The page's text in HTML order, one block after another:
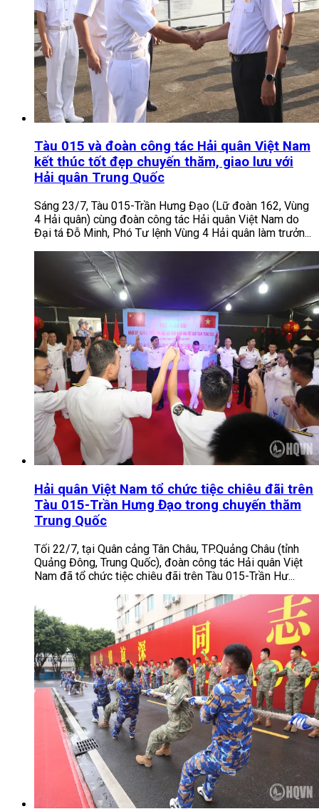
Tàu 015 và đoàn công tác Hải quân Việt Nam
kết thúc tốt đẹp chuyến thăm, giao lưu với
Hải quân Trung Quốc
Sáng 23/7, Tàu 015-Trần Hưng Đạo (Lữ đoàn 162, Vùng
4 Hải quân) cùng đoàn công tác Hải quân Việt Nam do
Đại tá Đỗ Minh, Phó Tư lệnh Vùng 4 Hải quân làm trưởn...
Hải quân Việt Nam tổ chức tiệc chiêu đãi trên
Tàu 015-Trần Hưng Đạo trong chuyến thăm
Trung Quốc
Tối 22/7, tại Quân cảng Tân Châu, TP.Quảng Châu (tỉnh
Quảng Đông, Trung Quốc), đoàn công tác Hải quân Việt
Nam đã tổ chức tiệc chiêu đãi trên Tàu 015-Trần Hư...